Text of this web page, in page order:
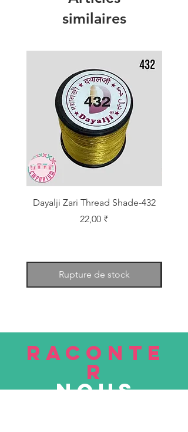
similaires
Dayalji Zari Thread Shade-432
Prix
22,00 ₹
Rupture de stock
RACONTE
R
nous